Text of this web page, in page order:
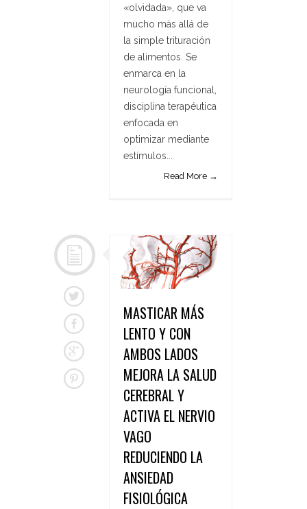
«olvidada», que va
mucho más allá de
la simple trituración
de alimentos. Se
enmarca en la
neurología funcional,
disciplina terapéutica
enfocada en
optimizar mediante
estímulos...
Read More →
MASTICAR MÁS
LENTO Y CON
AMBOS LADOS
MEJORA LA SALUD
CEREBRAL Y
ACTIVA EL NERVIO
VAGO
REDUCIENDO LA
ANSIEDAD
FISIOLÓGICA